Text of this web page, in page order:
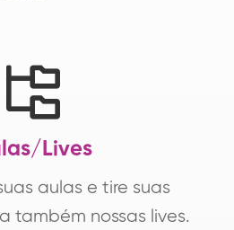
Lives
aulas e tire suas
também nossas lives.